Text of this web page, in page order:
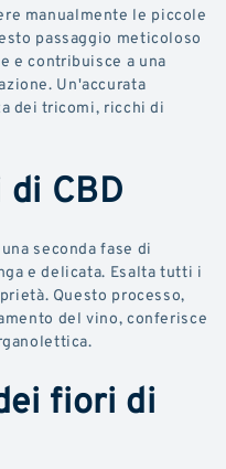
manualmente le piccole
passaggio meticoloso
e contribuisce a una
Un'accurata
dei tricomi, ricchi di
CBD
seconda fase di
e delicata. Esalta tutti i
Questo processo,
del vino, conferisce
fiori di